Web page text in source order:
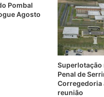
Pombal
Agosto
Superlotação
Penal de
Corregedoria
reunião